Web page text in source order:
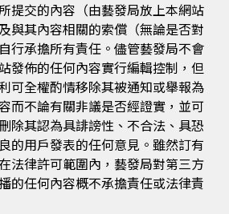
提交的內容（由藝發局放上本網站
與其內容相關的索償（無論是否對
行承擔所有責任。儘管藝發局不會
發佈的任何內容實行編輯控制，但
可全權酌情移除其被通知或舉報為
而不論有關非議是否經證實，並可
除其認為具誹謗性、不合法、具恐
的用戶發表的任何意見。雖然訂有
法律許可範圍內，藝發局對第三方
的任何內容概不承擔責任或法律責